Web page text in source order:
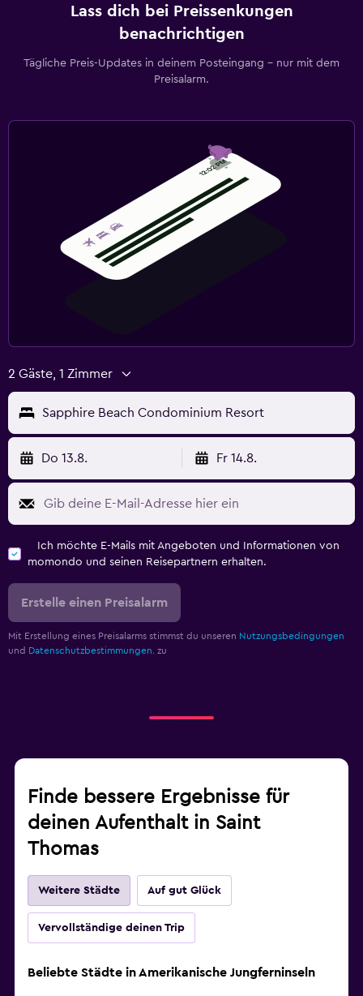
Lass dich bei Preissenkungen
benachrichtigen
Tägliche Preis-Updates in deinem Posteingang – nur mit dem
Preisalarm.
2 Gäste, 1 Zimmer
Sapphire Beach Condominium Resort
Do 13.8. Fr 14.8.
Ich möchte E-Mails mit Angeboten und Informationen von
momondo und seinen Reisepartnern erhalten.
Erstelle einen Preisalarm
Mit Erstellung eines Preisalarms stimmst du unseren Nutzungsbedingungen
und Datenschutzbestimmungen. zu
Finde bessere Ergebnisse für
deinen Aufenthalt in Saint
Thomas
Weitere Städte Auf gut Glück
Vervollständige deinen Trip
Beliebte Städte in Amerikanische Jungferninseln